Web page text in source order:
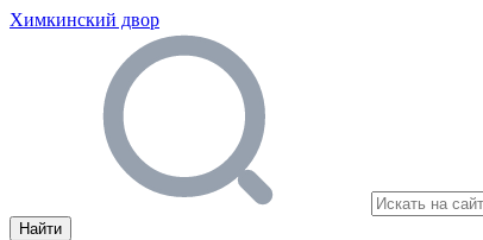
Химкинский двор
Найти